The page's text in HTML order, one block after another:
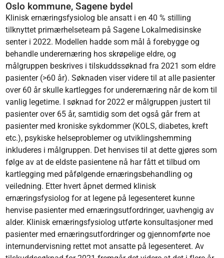
Oslo kommune, Sagene bydel
Klinisk ernæringsfysiolog ble ansatt i en 40 % stilling
tilknyttet primærhelseteam på Sagene Lokalmedisinske
senter i 2022. Modellen hadde som mål å forebygge og
behandle underernæring hos skrøpelige eldre, og
målgruppen beskrives i tilskuddssøknad fra 2021 som eldre
pasienter (>60 år). Søknaden viser videre til at alle pasienter
over 60 år skulle kartlegges for underernæring når de kom til
vanlig legetime. I søknad for 2022 er målgruppen justert til
pasienter over 65 år, samtidig som det også går frem at
pasienter med kroniske sykdommer (KOLS, diabetes, kreft
etc.), psykiske helseproblemer og utviklingshemming
inkluderes i målgruppen. Det henvises til at dette gjøres som
følge av at de eldste pasientene nå har fått et tilbud om
kartlegging med påfølgende ernæringsbehandling og
veiledning. Etter hvert åpnet dermed klinisk
ernæringsfysiolog for at legene på legesenteret kunne
henvise pasienter med ernæringsutfordringer, uavhengig av
alder. Klinisk ernæringsfysiolog utførte konsultasjoner med
pasienter med ernæringsutfordringer og gjennomførte noe
internundervisning rettet mot ansatte på legesenteret. Av